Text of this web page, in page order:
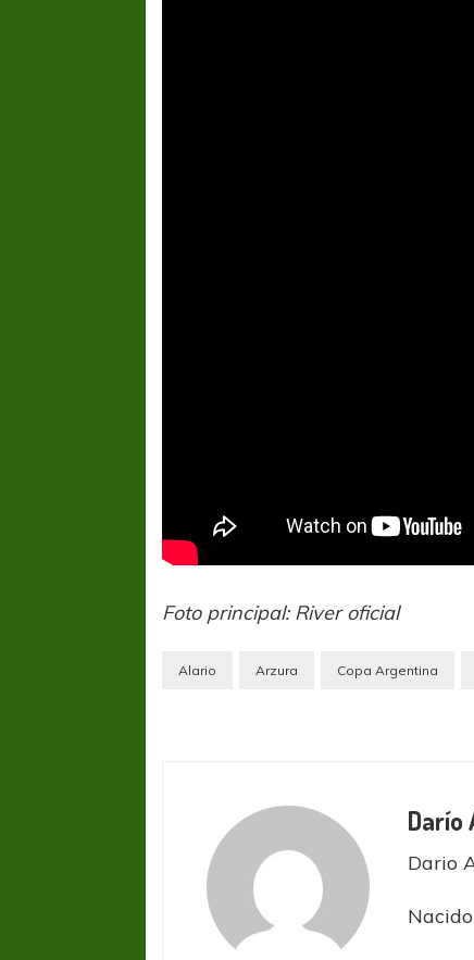
Foto principal: River oficial
Alario Arzura Copa Argentina
Darío
Dario